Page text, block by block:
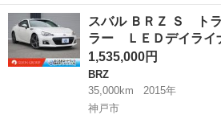
ー名： スバル ■ 車種名： インプレッサ
名： ＳＴＩスポーツ ダイヤトーンナビ
イト ★オ...
兵庫 神戸市
スバル ＢＲＺ Ｓ ト
ラー ＬＥＤデイラ
1,535,000円
BRZ
35,000km
2015年
神戸市